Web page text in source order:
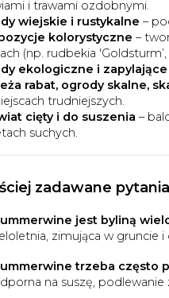
i trawami ozdobnymi.
wiejskie i rustykalne –
kolorystyczne –
(np. rudbekia
ekologiczne i zapylające
rabat, ogrody skalne,
trudniejszych.
cięty i do suszenia –
suchych.
zadawane pytania
jest byliną
zimująca w gruncie
trzeba często
na suszę,